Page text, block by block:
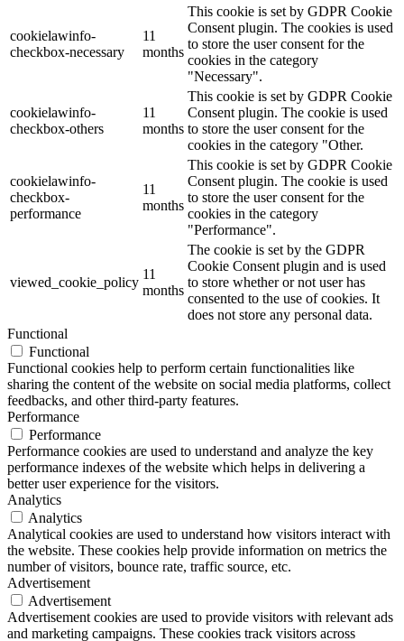
cookielawinfo-
checkbox-necessary
11
months
This cookie is set by GDPR Cookie
Consent plugin. The cookies is used
to store the user consent for the
cookies in the category
"Necessary".
cookielawinfo-
checkbox-others
11
months
This cookie is set by GDPR Cookie
Consent plugin. The cookie is used
to store the user consent for the
cookies in the category "Other.
cookielawinfo-
checkbox-
performance
11
months
This cookie is set by GDPR Cookie
Consent plugin. The cookie is used
to store the user consent for the
cookies in the category
"Performance".
viewed_cookie_policy
11
months
The cookie is set by the GDPR
Cookie Consent plugin and is used
to store whether or not user has
consented to the use of cookies. It
does not store any personal data.
Functional
Functional
Functional cookies help to perform certain functionalities like
sharing the content of the website on social media platforms, collect
feedbacks, and other third-party features.
Performance
Performance
Performance cookies are used to understand and analyze the key
performance indexes of the website which helps in delivering a
better user experience for the visitors.
Analytics
Analytics
Analytical cookies are used to understand how visitors interact with
the website. These cookies help provide information on metrics the
number of visitors, bounce rate, traffic source, etc.
Advertisement
Advertisement
Advertisement cookies are used to provide visitors with relevant ads
and marketing campaigns. These cookies track visitors across